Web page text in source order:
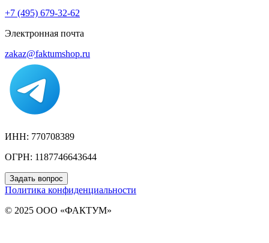
+7 (495) 679-32-62
Электронная почта
zakaz@faktumshop.ru
ИНН: 770708389
ОГРН: 1187746643644
Задать вопрос
Политика конфиденциальности
© 2025 ООО «ФАКТУМ»